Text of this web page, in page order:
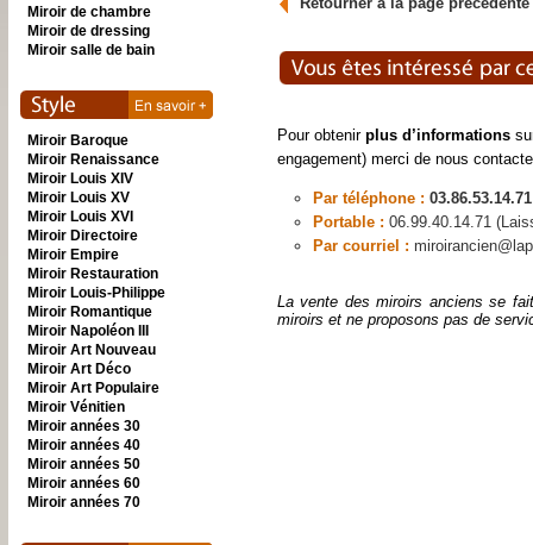
Pour obtenir plus d’informations
engagement) merci de nous
Par téléphone : 03.86.53.14.71
Portable : 06.99.40.14.71
Par courriel :
La vente des miroirs anciens se
miroirs et ne proposons pas de
Miroir de chambre
Miroir de dressing
Miroir salle de bain
Miroir Baroque
Miroir Renaissance
Miroir Louis XIV
Miroir Louis XV
Miroir Louis XVI
Miroir Directoire
Miroir Empire
Miroir Restauration
Miroir Louis-Philippe
Miroir Romantique
Miroir Napoléon III
Miroir Art Nouveau
Miroir Art Déco
Miroir Art Populaire
Miroir Vénitien
Miroir années 30
Miroir années 40
Miroir années 50
Miroir années 60
Miroir années 70